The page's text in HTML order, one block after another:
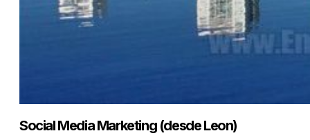
Social Media Marketing (desde Leon)